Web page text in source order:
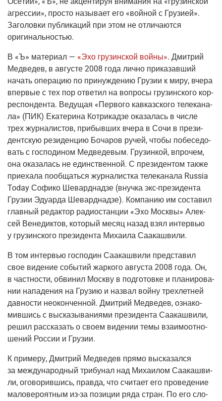
агрес­сии», про­сто назы­ва­ет его «вой­ной с Гру­зи­ей».
Заго­лов­ки пуб­ли­ка­ций при этом не отли­ча­ют­ся
оригинальностью.
В «Ъ» мате­ри­ал — «Эхо гру­зин­ской вой­ны». Дмит­рий
Мед­ве­дев, в авгу­сте 2008 года лич­но при­ка­зав­ший
начать опе­ра­цию по при­нуж­де­нию Гру­зии к миру, вче­ра
впер­вые с тех пор отве­тил на вопро­сы гру­зин­ско­го кор­
ре­спон­ден­та. Веду­щая «Пер­во­го кав­каз­ско­го теле­ка­на­
ла» (ПИК) Ека­те­ри­на Кот­ри­кад­зе ока­за­лась в чис­ле
трех жур­на­ли­стов, при­быв­ших вче­ра в Сочи в пре­зи­
дент­скую рези­ден­цию Боча­ров ручей, что­бы побе­се­до­
вать с гос­по­ди­ном Мед­ве­де­вым. Гру­зин­кой, впро­чем,
она ока­за­лась не един­ствен­ной. С пре­зи­ден­том так­же
при­е­ха­ла пооб­щать­ся жур­на­лист­ка теле­ка­на­ла Russia
Today Софи­ко Шевард­над­зе (внуч­ка экс-пре­зи­ден­та
Гру­зии Эду­ар­да Шевард­над­зе). Ком­па­нию им соста­вил
глав­ный редак­тор радио­стан­ции «Эхо Моск­вы» Алек­
сей Вене­дик­тов, кото­рый месяц назад взял интер­вью
у гру­зин­ско­го пре­зи­ден­та Миха­и­ла Саакашвили.
В том интер­вью гос­по­дин Саа­ка­шви­ли пред­ста­вил
свое виде­ние собы­тий жар­ко­го авгу­ста 2008 года. Он,
в част­но­сти, обви­нил Моск­ву в под­го­тов­ке и пла­ни­ро­ва­
нии напа­де­ния на Гру­зию и назвал вой­ну трех­лет­ней
дав­но­сти неокон­чен­ной. Дмит­рий Мед­ве­дев, озна­ко­
мив­шись с выска­зы­ва­ни­я­ми пре­зи­ден­та Саа­ка­шви­ли,
решил рас­ска­зать о сво­ем виде­нии темы вза­и­мо­от­но­
ше­ний Рос­сии и Грузии.
К при­ме­ру, Дмит­рий Мед­ве­дев пря­мо выска­зал­ся
за меж­ду­на­род­ный три­бу­нал над Миха­и­лом Саа­ка­шви­
ли, ого­во­рив­шись, прав­да, что счи­та­ет его про­ве­де­ние
мало­ве­ро­ят­ным из-за пози­ции ряда стран. По его сло­